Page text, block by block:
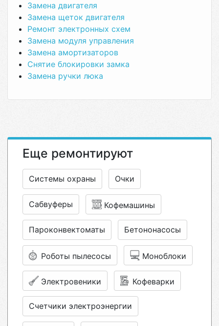
Замена двигателя
Замена щеток двигателя
Ремонт электронных схем
Замена модуля управления
Замена амортизаторов
Снятие блокировки замка
Замена ручки люка
Еще ремонтируют
Системы охраны Очки
Сабвуферы Кофемашины
Пароконвектоматы Бетононасосы
Роботы пылесосы Моноблоки
Электровеники Кофеварки
Счетчики электроэнергии